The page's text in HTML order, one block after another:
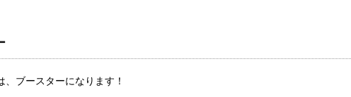
ブースターになります！